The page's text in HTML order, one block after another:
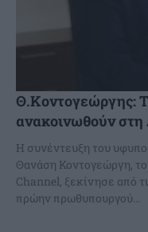
Θ.Κοντογεώργης:
ανακοινωθούν
Η συνέντευξη του
Θανάση Κοντογεώργη,
Channel, ξεκίνησε από
πρώην πρωθυπουργού...